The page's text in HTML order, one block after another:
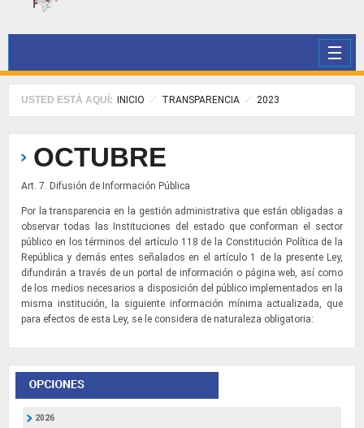
USTED ESTÁ AQUÍ: INICIO TRANSPARENCIA 2023
OCTUBRE
Art. 7. Difusión de Información Pública
Por la transparencia en la gestión administrativa que están obligadas a
observar todas las Instituciones del estado que conforman el sector
público en los términos del artículo 118 de la Constitución Política de la
República y demás entes señalados en el artículo 1 de la presente Ley,
difundirán a través de un portal de información o página web, así como
de los medios necesarios a disposición del público implementados en la
misma institución, la siguiente información mínima actualizada, que
para efectos de esta Ley, se le considera de naturaleza obligatoria:
2026